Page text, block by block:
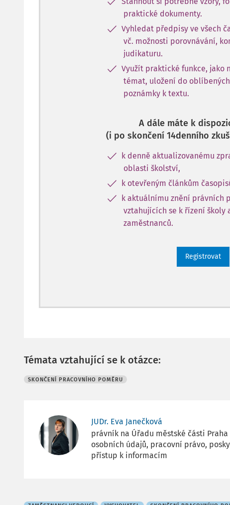
praktické dokumenty.
Vyhledat předpisy ve všech
vč. možnosti porovnávání,
judikaturu.
Využít praktické funkce, jako
témat, uložení do
poznámky k textu.
A dále máte k
(i po skončení 14denního
k denně aktualizovanému
oblasti školství,
k otevřeným článkům
k aktuálnímu znění právních
vztahujících se k řízení školy
zaměstnanců.
Registrovat
Témata vztahující se k otázce:
SKONČENÍ PRACOVNÍHO POMĚRU
JUDr. Eva Janečková
právník na Úřadu městské části
osobních údajů, pracovní právo,
přístup k informacím